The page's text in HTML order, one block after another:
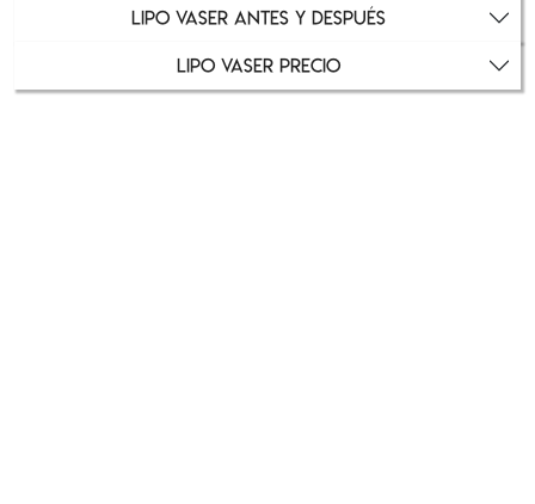
LIPO VASER ANTES Y DESPUÉS
LIPO VASER PRECIO